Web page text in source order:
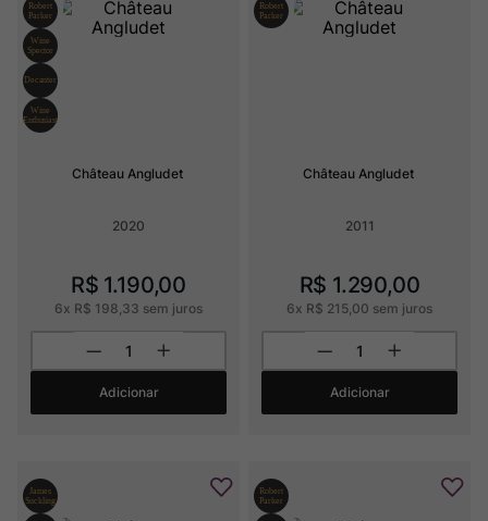
Château Angludet
2020
R$ 1.190,00
6x R$ 198 33 sem juros
Adicionar
Château Angludet
2011
R$ 1.290,00
6x R$ 215 00 sem juros
Adicionar
8º Champagne
9º
10